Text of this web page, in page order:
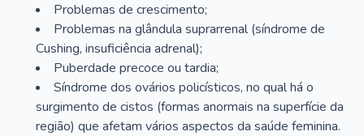
Problemas de crescimento;
Problemas na glândula suprarrenal (síndrome de
Cushing, insuficiência adrenal);
Puberdade precoce ou tardia;
Síndrome dos ovários policísticos, no qual há o
surgimento de cistos (formas anormais na superfície da
região) que afetam vários aspectos da saúde feminina.